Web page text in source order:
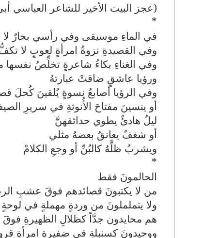
(عجز البيت الأخير للشاعر العباسي
*
في الماءِ موسيقى وفي رأسي بحارٌ لا
وفي القصيدةِ نزوةُ امرأةٍ لعوبٍ لا
وفي الغناءِ بكاءُ شاعرةٍ تخلِّصُ
ورؤيا عاشقٍ ضاقتْ عبارتهُ
وفي الرؤيا أصابعُ نسوةٍ يُلقينَ كُحلَ
أو ينسينَ مفتاحَ الأُنوثةِ في سريرِ
ليلٌ هادئٌ يطوي حدائقهنَّ
أو شغفٌ يعانقُ بعضهُ مثلي
ويشربُ ظلَّهُ كالبُنِّ أو وجعِ الكلامْ
*
الحالمونَ فقط
من لا يكتبونَ قصائدهم فوقَ عشبِ
ولا يتململونَ من وردةٍ مهملةٍ في لوحةٍ
هم محايدون جدَّاً كظلالِ الظهيرةِ
ووحيدونَ كسنبلةٍ في ضفيرةِ امرأةٍ